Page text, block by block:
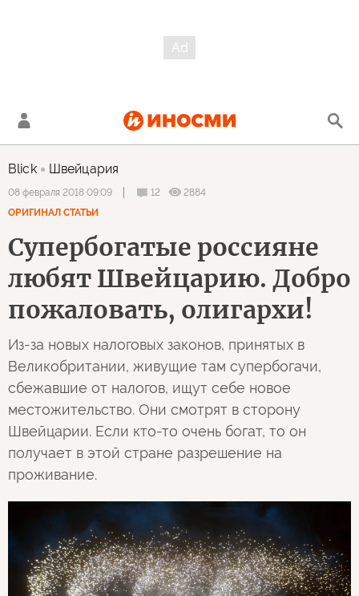
Blick Швейцария
08 февраля 2018 09:09 12
2884
ОРИГИНАЛ СТАТЬИ
Супербогатые россияне
любят Швейцарию. Добро
пожаловать, олигархи!
Из-за новых налоговых законов, принятых в
Великобритании, живущие там супербогачи,
сбежавшие от налогов, ищут себе новое
местожительство. Они смотрят в сторону
Швейцарии. Если кто-то очень богат, то он
получает в этой стране разрешение на
проживание.